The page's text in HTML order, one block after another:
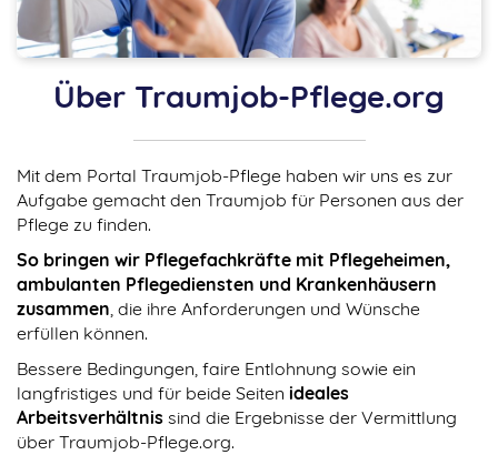
bei dir bewerben.
Über Traumjob-Pflege.org
Mit dem Portal Traumjob-Pflege haben wir uns es zur
Aufgabe gemacht den Traumjob für Personen aus der
Pflege zu finden.
So bringen wir Pflegefachkräfte mit Pflegeheimen,
ambulanten Pflegediensten und Krankenhäusern
zusammen, die ihre Anforderungen und Wünsche
erfüllen können.
Bessere Bedingungen, faire Entlohnung sowie ein
langfristiges und für beide Seiten ideales
Arbeitsverhältnis sind die Ergebnisse der Vermittlung
über Traumjob-Pflege.org.